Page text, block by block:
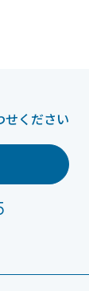
せください